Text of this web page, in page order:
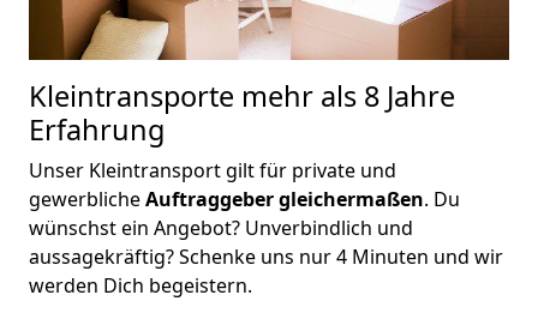
Kleintransporte mehr als 8 Jahre
Erfahrung
Unser Kleintransport gilt für private und
gewerblicheAuftraggeber gleichermaßen. Du
wünschst ein Angebot? Unverbindlich und
aussagekräftig? Schenke uns nur 4 Minuten und wir
werden Dich begeistern.